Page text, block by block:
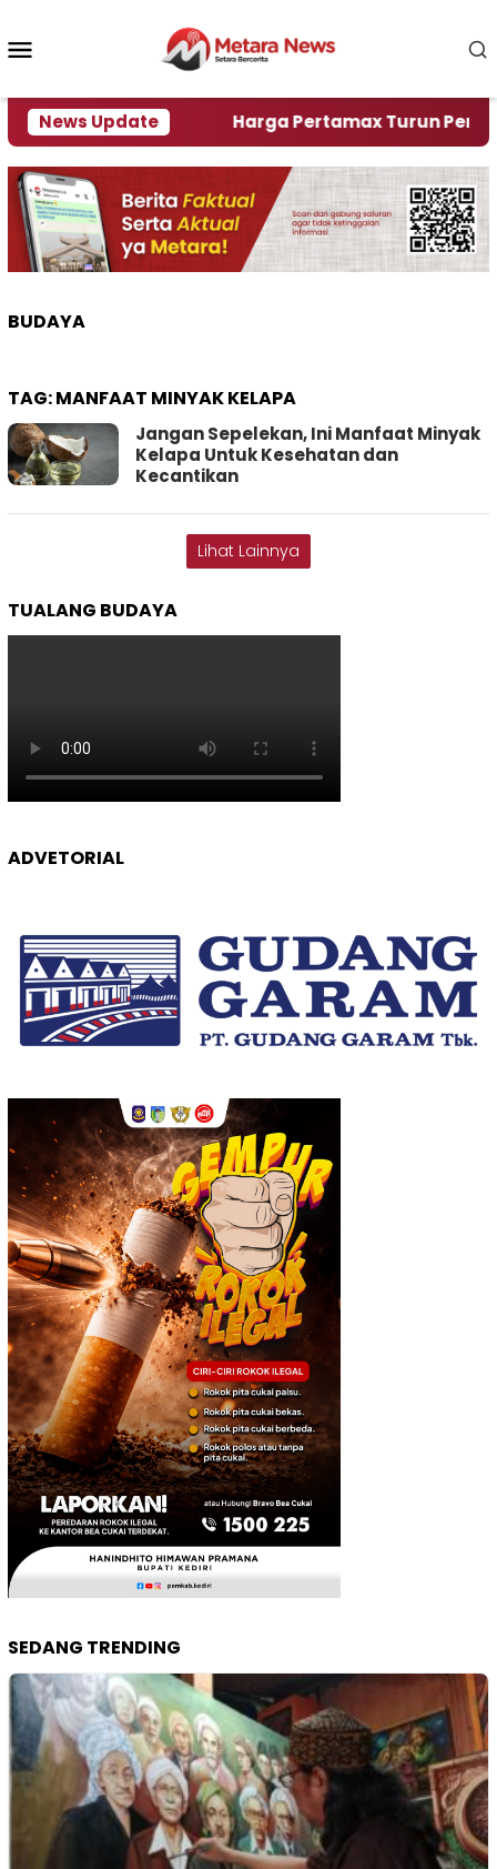
konten
News Update
Krisi Air Harga Pertamax Turun Per Hari
BUDAYA
TAG:MANFAAT MINYAK KELAPA
Jangan Sepelekan, Ini Manfaat Minyak
Kelapa Untuk Kesehatan dan
Kecantikan
Lihat Lainnya
TUALANG BUDAYA
ADVETORIAL
SEDANG TRENDING